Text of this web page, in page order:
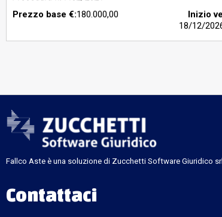
Prezzo base €:180.000,00
Inizio
18/12/
Fallco Aste è una soluzione di Zucchetti Software Giuridico srl
Contattaci